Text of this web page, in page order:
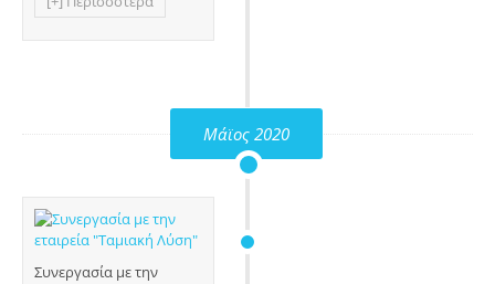
Μάϊος 2020
Συνεργασία με την